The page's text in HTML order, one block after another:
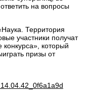
на вопросы
Территория
участники получат
конкурса», который
призы от